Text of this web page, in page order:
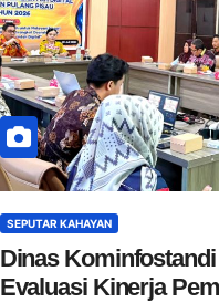
SEPUTAR KAHAYAN
Dinas
Evaluasi Kinerja